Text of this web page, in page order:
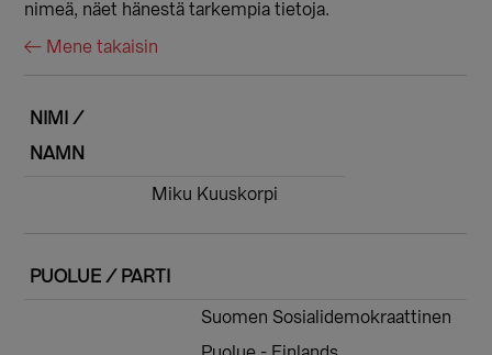
nimeä, näet hänestä tarkempia tietoja.
← Mene takaisin
NIMI /
NAMN
Miku Kuuskorpi
PUOLUE / PARTI
Suomen Sosialidemokraattinen